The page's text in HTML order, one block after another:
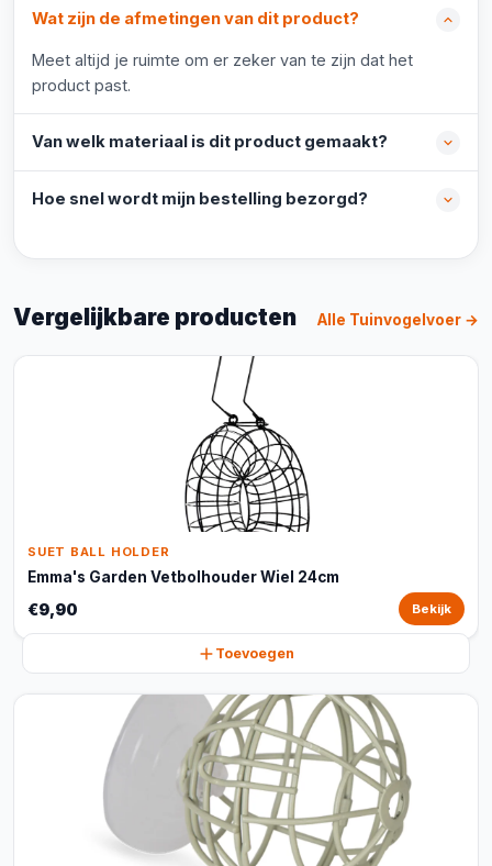
Wat zijn de afmetingen van dit product?
Meet altijd je ruimte om er zeker van te zijn dat het
product past.
Van welk materiaal is dit product gemaakt?
Hoe snel wordt mijn bestelling bezorgd?
Vergelijkbare producten Alle Tuinvogelvoer →
SUET BALL HOLDER
Emma's Garden Vetbolhouder Wiel 24cm
€9,90 Bekijk
Toevoegen